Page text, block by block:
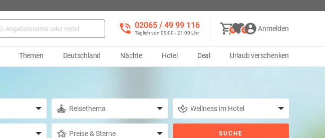
02065 / 49 ‌99 116
Täglich von 09:00 - 21:00 Uhr
0 0 Anmelden
Themen Deutschland Nächte Hotel Deal Urlaub verschenken
SUCHE